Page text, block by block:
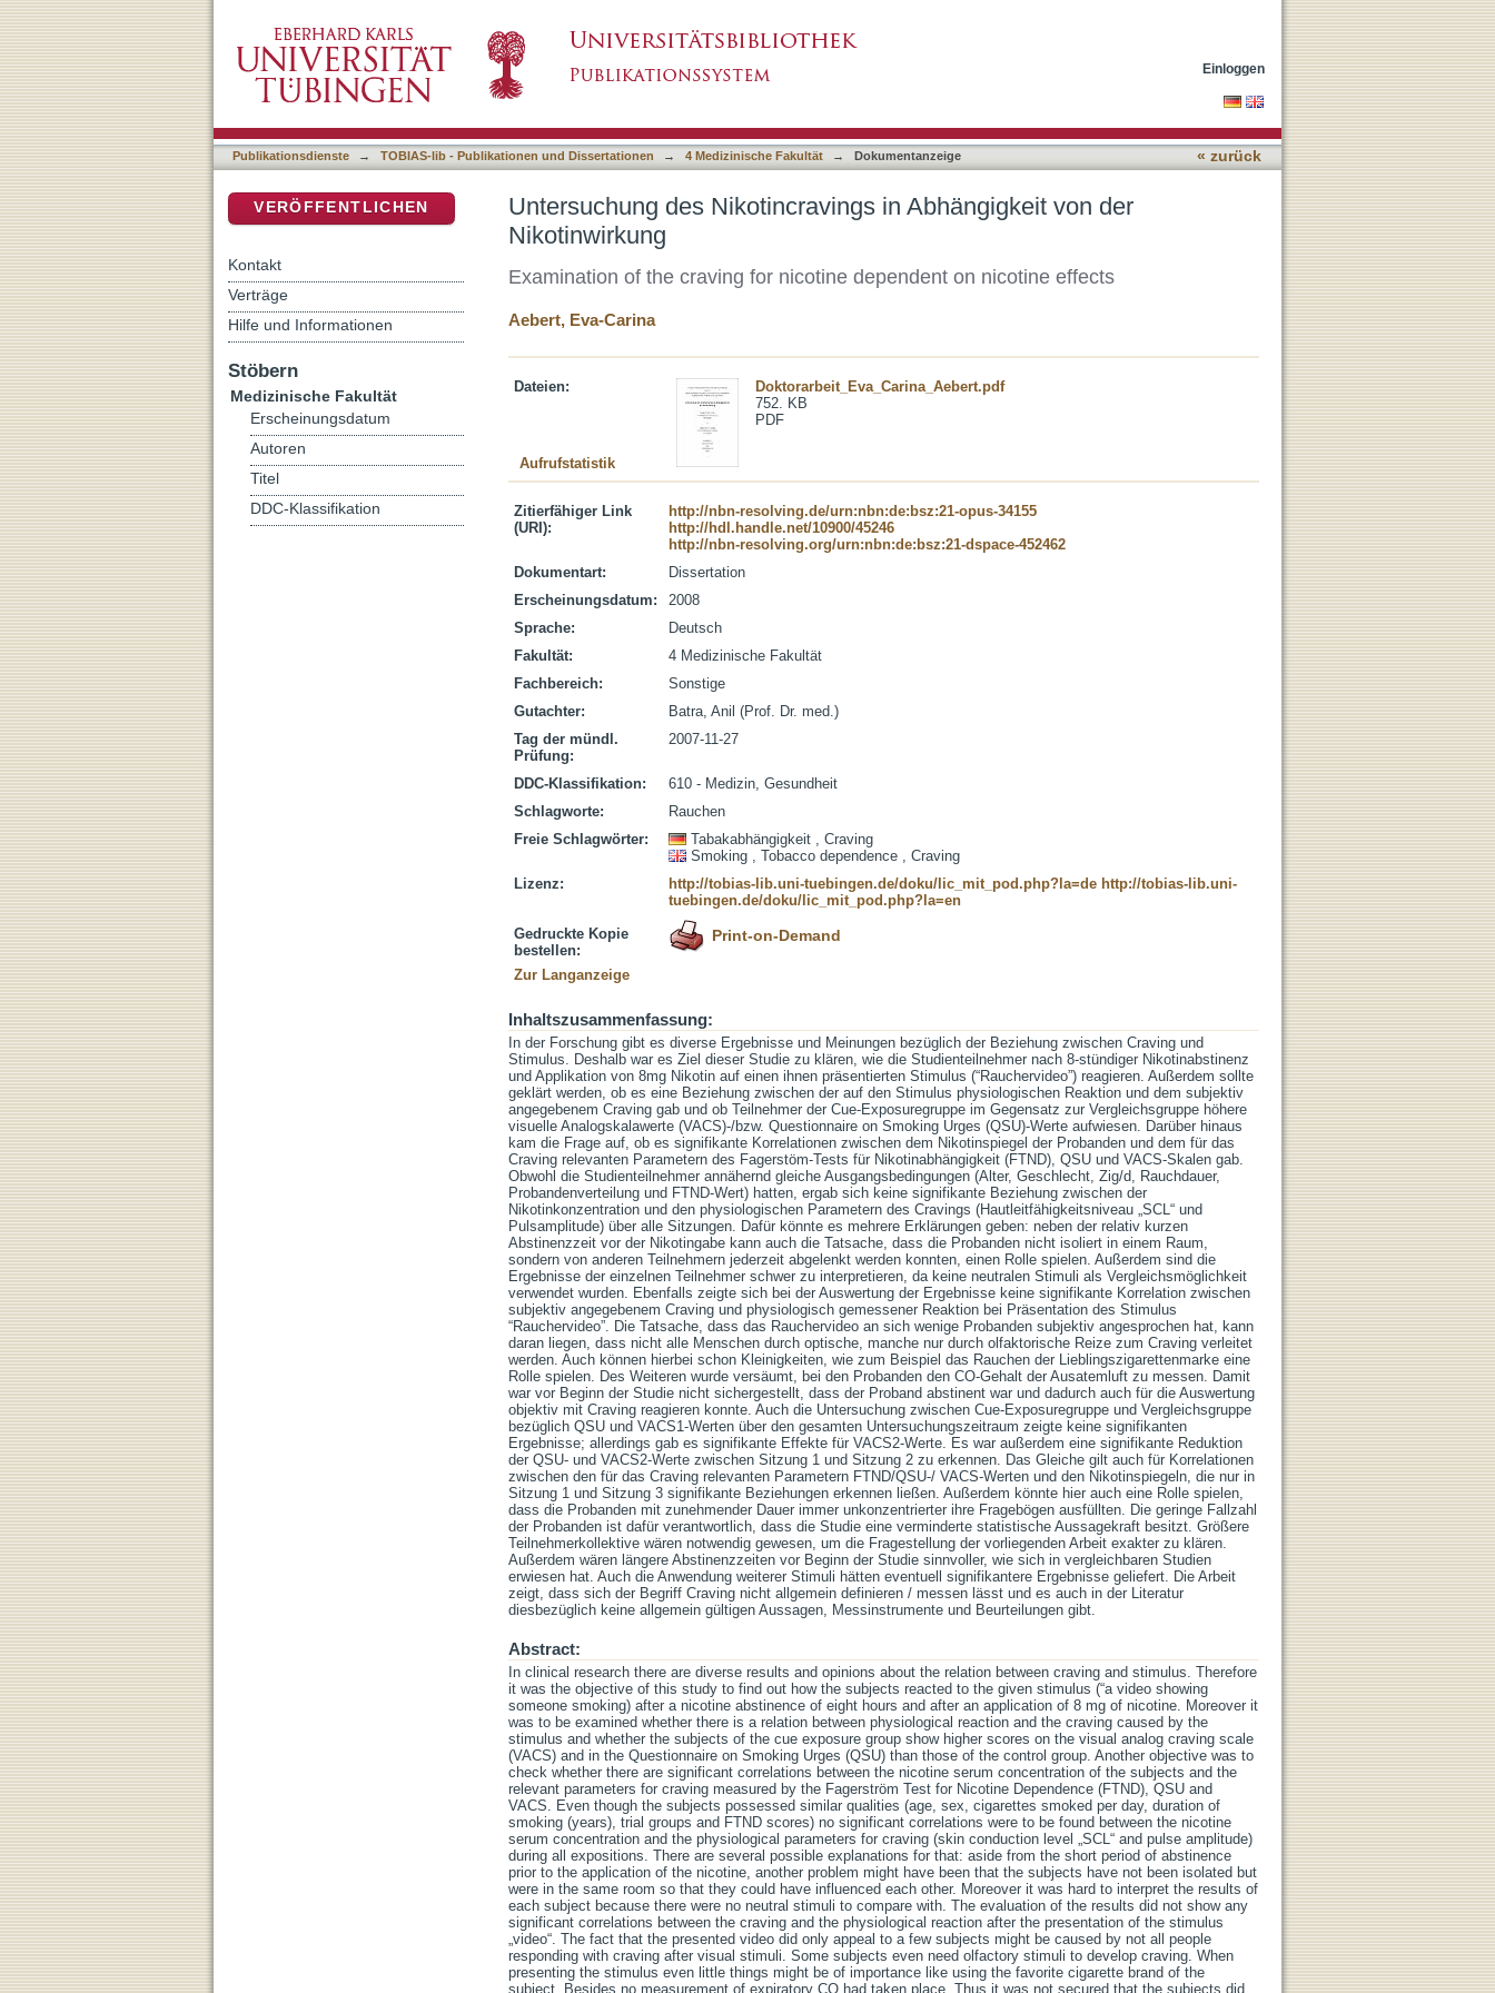
Einloggen
Publikationsdienste → TOBIAS-lib - Publikationen und Dissertationen → 4 Medizinische Fakultät → Dokumentanzeige « zurück
Untersuchung des Nikotincravings in Abhängigkeit von der
Nikotinwirkung
Examination of the craving for nicotine dependent on nicotine effects
Aebert, Eva-Carina
Dateien:
Doktorarbeit_Eva_Carina_Aebert.pdf
752. KB
PDF
Aufrufstatistik
Zitierfähiger Link
(URI):
http://nbn-resolving.de/urn:nbn:de:bsz:21-opus-34155
http://hdl.handle.net/10900/45246
http://nbn-resolving.org/urn:nbn:de:bsz:21-dspace-452462
Dokumentart:
Dissertation
Erscheinungsdatum:
2008
Sprache:
Deutsch
Fakultät:
4 Medizinische Fakultät
Fachbereich:
Sonstige
Gutachter:
Batra, Anil (Prof. Dr. med.)
Tag der mündl.
Prüfung:
2007-11-27
DDC-Klassifikation:
610 - Medizin, Gesundheit
Schlagworte:
Rauchen
Freie Schlagwörter:
Tabakabhängigkeit , Craving
Smoking , Tobacco dependence , Craving
Lizenz:
http://tobias-lib.uni-tuebingen.de/doku/lic_mit_pod.php?la=de http://tobias-lib.uni-
tuebingen.de/doku/lic_mit_pod.php?la=en
Gedruckte Kopie
bestellen:
Print-on-Demand
Zur Langanzeige
Inhaltszusammenfassung:
In der Forschung gibt es diverse Ergebnisse und Meinungen bezüglich der Beziehung zwischen Craving und
Stimulus. Deshalb war es Ziel dieser Studie zu klären, wie die Studienteilnehmer nach 8-stündiger Nikotinabstinenz
und Applikation von 8mg Nikotin auf einen ihnen präsentierten Stimulus (“Rauchervideo”) reagieren. Außerdem sollte
geklärt werden, ob es eine Beziehung zwischen der auf den Stimulus physiologischen Reaktion und dem subjektiv
angegebenem Craving gab und ob Teilnehmer der Cue-Exposuregruppe im Gegensatz zur Vergleichsgruppe höhere
visuelle Analogskalawerte (VACS)-/bzw. Questionnaire on Smoking Urges (QSU)-Werte aufwiesen. Darüber hinaus
kam die Frage auf, ob es signifikante Korrelationen zwischen dem Nikotinspiegel der Probanden und dem für das
Craving relevanten Parametern des Fagerstöm-Tests für Nikotinabhängigkeit (FTND), QSU und VACS-Skalen gab.
Obwohl die Studienteilnehmer annähernd gleiche Ausgangsbedingungen (Alter, Geschlecht, Zig/d, Rauchdauer,
Probandenverteilung und FTND-Wert) hatten, ergab sich keine signifikante Beziehung zwischen der
Nikotinkonzentration und den physiologischen Parametern des Cravings (Hautleitfähigkeitsniveau „SCL“ und
Pulsamplitude) über alle Sitzungen. Dafür könnte es mehrere Erklärungen geben: neben der relativ kurzen
Abstinenzzeit vor der Nikotingabe kann auch die Tatsache, dass die Probanden nicht isoliert in einem Raum,
sondern von anderen Teilnehmern jederzeit abgelenkt werden konnten, einen Rolle spielen. Außerdem sind die
Ergebnisse der einzelnen Teilnehmer schwer zu interpretieren, da keine neutralen Stimuli als Vergleichsmöglichkeit
verwendet wurden. Ebenfalls zeigte sich bei der Auswertung der Ergebnisse keine signifikante Korrelation zwischen
subjektiv angegebenem Craving und physiologisch gemessener Reaktion bei Präsentation des Stimulus
“Rauchervideo”. Die Tatsache, dass das Rauchervideo an sich wenige Probanden subjektiv angesprochen hat, kann
daran liegen, dass nicht alle Menschen durch optische, manche nur durch olfaktorische Reize zum Craving verleitet
werden. Auch können hierbei schon Kleinigkeiten, wie zum Beispiel das Rauchen der Lieblingszigarettenmarke eine
Rolle spielen. Des Weiteren wurde versäumt, bei den Probanden den CO-Gehalt der Ausatemluft zu messen. Damit
war vor Beginn der Studie nicht sichergestellt, dass der Proband abstinent war und dadurch auch für die Auswertung
objektiv mit Craving reagieren konnte. Auch die Untersuchung zwischen Cue-Exposuregruppe und Vergleichsgruppe
bezüglich QSU und VACS1-Werten über den gesamten Untersuchungszeitraum zeigte keine signifikanten
Ergebnisse; allerdings gab es signifikante Effekte für VACS2-Werte. Es war außerdem eine signifikante Reduktion
der QSU- und VACS2-Werte zwischen Sitzung 1 und Sitzung 2 zu erkennen. Das Gleiche gilt auch für Korrelationen
zwischen den für das Craving relevanten Parametern FTND/QSU-/ VACS-Werten und den Nikotinspiegeln, die nur in
Sitzung 1 und Sitzung 3 signifikante Beziehungen erkennen ließen. Außerdem könnte hier auch eine Rolle spielen,
dass die Probanden mit zunehmender Dauer immer unkonzentrierter ihre Fragebögen ausfüllten. Die geringe Fallzahl
der Probanden ist dafür verantwortlich, dass die Studie eine verminderte statistische Aussagekraft besitzt. Größere
Teilnehmerkollektive wären notwendig gewesen, um die Fragestellung der vorliegenden Arbeit exakter zu klären.
Außerdem wären längere Abstinenzzeiten vor Beginn der Studie sinnvoller, wie sich in vergleichbaren Studien
erwiesen hat. Auch die Anwendung weiterer Stimuli hätten eventuell signifikantere Ergebnisse geliefert. Die Arbeit
zeigt, dass sich der Begriff Craving nicht allgemein definieren / messen lässt und es auch in der Literatur
diesbezüglich keine allgemein gültigen Aussagen, Messinstrumente und Beurteilungen gibt.
Abstract:
In clinical research there are diverse results and opinions about the relation between craving and stimulus. Therefore
it was the objective of this study to find out how the subjects reacted to the given stimulus (“a video showing
someone smoking) after a nicotine abstinence of eight hours and after an application of 8 mg of nicotine. Moreover it
was to be examined whether there is a relation between physiological reaction and the craving caused by the
stimulus and whether the subjects of the cue exposure group show higher scores on the visual analog craving scale
(VACS) and in the Questionnaire on Smoking Urges (QSU) than those of the control group. Another objective was to
check whether there are significant correlations between the nicotine serum concentration of the subjects and the
relevant parameters for craving measured by the Fagerström Test for Nicotine Dependence (FTND), QSU and
VACS. Even though the subjects possessed similar qualities (age, sex, cigarettes smoked per day, duration of
smoking (years), trial groups and FTND scores) no significant correlations were to be found between the nicotine
serum concentration and the physiological parameters for craving (skin conduction level „SCL“ and pulse amplitude)
during all expositions. There are several possible explanations for that: aside from the short period of abstinence
prior to the application of the nicotine, another problem might have been that the subjects have not been isolated but
were in the same room so that they could have influenced each other. Moreover it was hard to interpret the results of
each subject because there were no neutral stimuli to compare with. The evaluation of the results did not show any
significant correlations between the craving and the physiological reaction after the presentation of the stimulus
„video“. The fact that the presented video did only appeal to a few subjects might be caused by not all people
responding with craving after visual stimuli. Some subjects even need olfactory stimuli to develop craving. When
presenting the stimulus even little things might be of importance like using the favorite cigarette brand of the
subject. Besides no measurement of expiratory CO had taken place. Thus it was not secured that the subjects did
VERÖFFENTLICHEN
Kontakt
Verträge
Hilfe und Informationen
Stöbern
Medizinische Fakultät
Erscheinungsdatum
Autoren
Titel
DDC-Klassifikation